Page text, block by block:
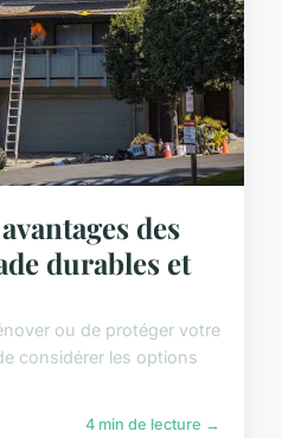
des
durables et
ou de protéger votre
considérer les options
4 min de lecture →